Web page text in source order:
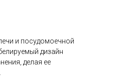
и посудомоечной
дизайн
делая ее